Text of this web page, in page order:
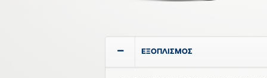
ΕΞΟΠΛΙΣΜΟΣ